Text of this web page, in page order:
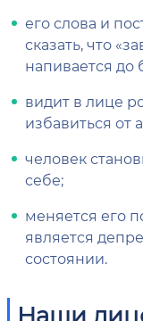
его слова и
сказать, что
напивается до
видит в лице
избавиться от
человек
себе;
меняется его
является
состоянии.
Наши